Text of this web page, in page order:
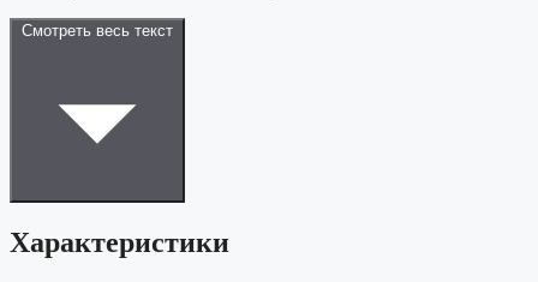
Смотреть весь текст
Характеристики